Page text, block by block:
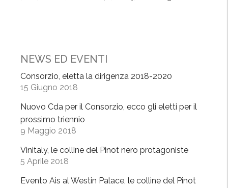
a
p
a
g
n
e
l
“
NEWS ED EVENTI
Consorzio, eletta la dirigenza 2018-2020
15 Giugno 2018
Nuovo Cda per il Consorzio, ecco gli eletti per il
prossimo triennio
9 Maggio 2018
Vinitaly, le colline del Pinot nero protagoniste
5 Aprile 2018
Evento Ais al Westin Palace, le colline del Pinot